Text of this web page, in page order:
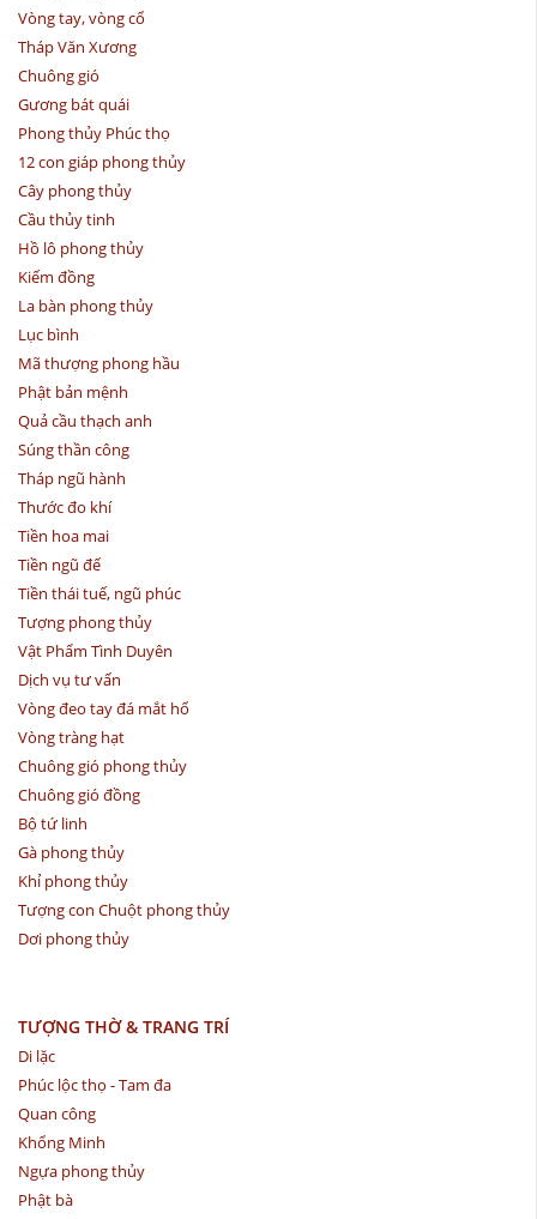
Vòng tay, vòng cổ
Tháp Văn Xương
Chuông gió
Gương bát quái
Phong thủy Phúc thọ
12 con giáp phong thủy
Cây phong thủy
Cầu thủy tinh
Hồ lô phong thủy
Kiếm đồng
La bàn phong thủy
Lục bình
Mã thượng phong hầu
Phật bản mệnh
Quả cầu thạch anh
Súng thần công
Tháp ngũ hành
Thước đo khí
Tiền hoa mai
Tiền ngũ đế
Tiền thái tuế, ngũ phúc
Tượng phong thủy
Vật Phẩm Tình Duyên
Dịch vụ tư vấn
Vòng đeo tay đá mắt hổ
Vòng tràng hạt
Chuông gió phong thủy
Chuông gió đồng
Bộ tứ linh
Gà phong thủy
Khỉ phong thủy
Tượng con Chuột phong thủy
Dơi phong thủy
TƯỢNG THỜ & TRANG TRÍ
Di lặc
Phúc lộc thọ - Tam đa
Quan công
Khổng Minh
Ngựa phong thủy
Phật bà